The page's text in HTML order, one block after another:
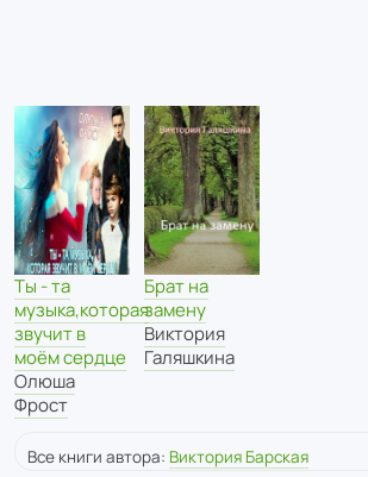
Ты - та
музыка,которая
звучит в
моём сердце
Олюша
Фрост
Брат на
замену
Виктория
Галяшкина
Все книги автора: Виктория Барская